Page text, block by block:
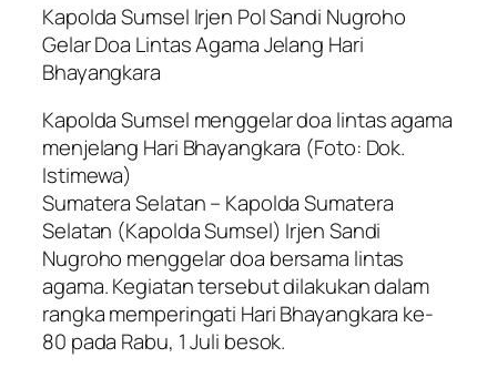
Kapolda Sumsel Irjen Pol Sandi Nugroho
Gelar Doa Lintas Agama Jelang Hari
Bhayangkara
Kapolda Sumsel menggelar doa lintas agama
menjelang Hari Bhayangkara (Foto: Dok.
Istimewa)
Sumatera Selatan – Kapolda Sumatera
Selatan (Kapolda Sumsel) Irjen Sandi
Nugroho menggelar doa bersama lintas
agama. Kegiatan tersebut dilakukan dalam
rangka memperingati Hari Bhayangkara ke-
80 pada Rabu, 1 Juli besok.